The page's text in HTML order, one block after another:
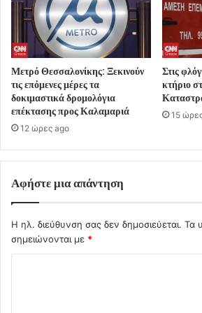
Μετρό Θεσσαλονίκης: Ξεκινούν
τις επόμενες μέρες τα
δοκιμαστικά δρομολόγια
επέκτασης προς Καλαμαριά
12 ώρες ago
Στις
κτήριο
15
Αφήστε μια απάντηση
Η ηλ. διεύθυνση σας δεν δημοσιεύεται. Τα
σημειώνονται με *